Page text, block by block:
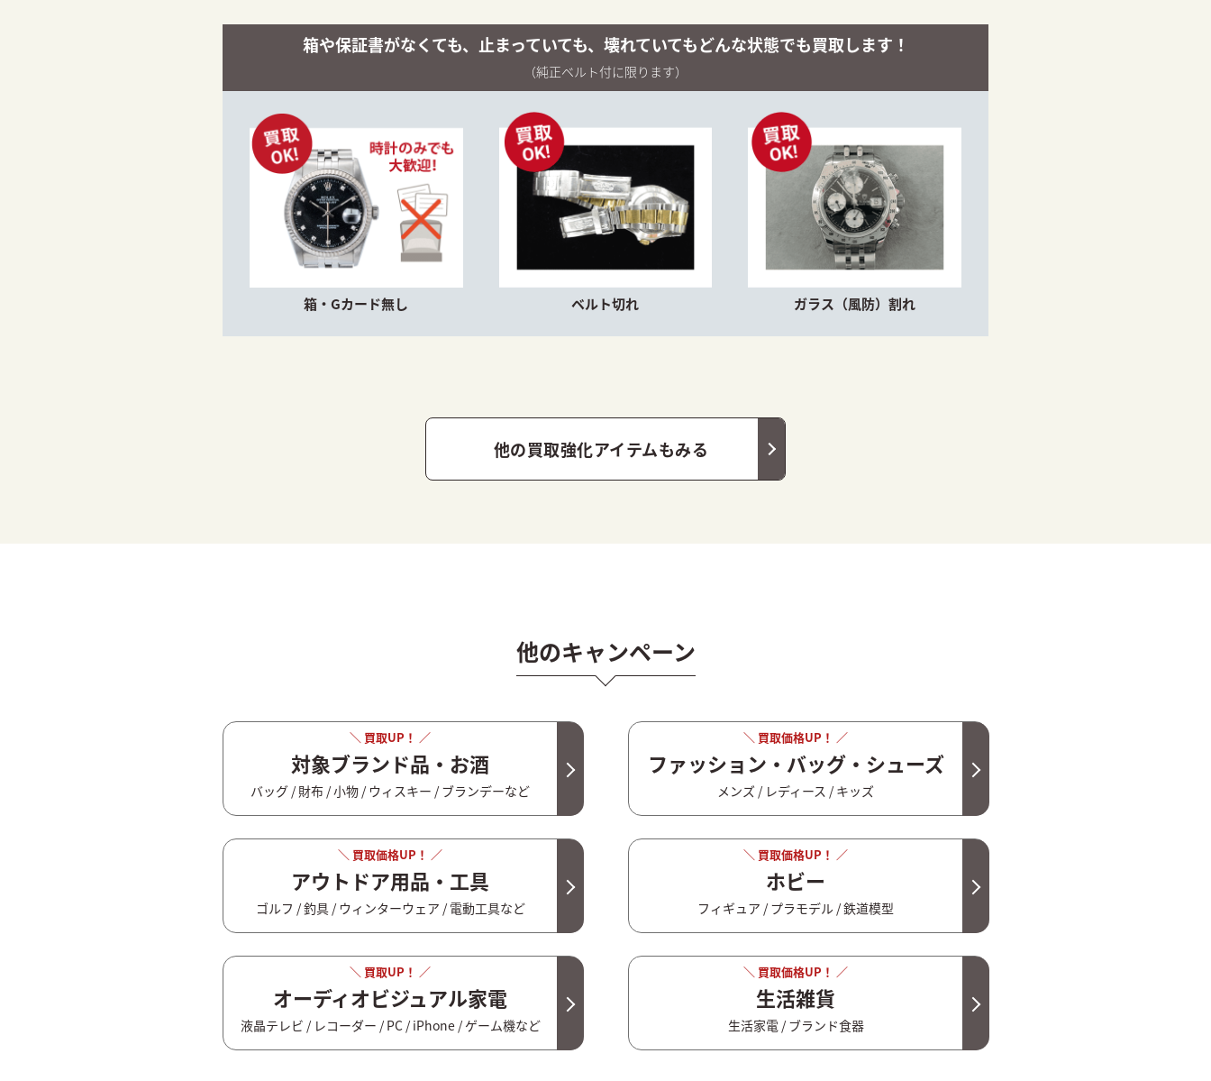
箱や保証書がなくても、 止まっていても、壊れていてもどんな状態でも買取します！
（純正ベルト付に限ります）
箱・Gカード無し ベルト切れ ガラス（風防）割れ
他の買取強化アイテムもみる
他のキャンペーン
＼ 買取UP！ ／
対象ブランド品・お酒
バッグ / 財布 / 小物 / ウィスキー / ブランデーなど
＼ 買取価格UP！ ／
ファッション・バッグ・シューズ
メンズ / レディース / キッズ
＼ 買取価格UP！ ／
アウトドア用品・工具
ゴルフ / 釣具 / ウィンターウェア / 電動工具など
＼ 買取価格UP！ ／
ホビー
フィギュア / プラモデル / 鉄道模型
＼ 買取UP！ ／
オーディオビジュアル家電
液晶テレビ / レコーダー / PC / iPhone / ゲーム機など
＼ 買取価格UP！ ／
生活雑貨
生活家電 / ブランド食器